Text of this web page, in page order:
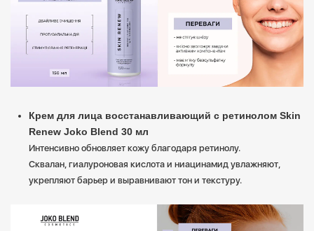
Крем для лица восстанавливающий с ретинолом Skin
Renew Joko Blend 30 мл
Интенсивно обновляет кожу благодаря ретинолу.
Сквалан, гиалуроновая кислота и ниацинамид увлажняют,
укрепляют барьер и выравнивают тон и текстуру.